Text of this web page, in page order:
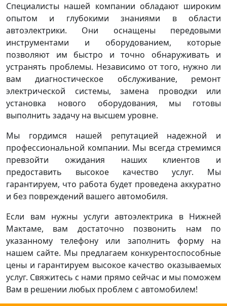
Специалисты нашей компании обладают широким
опытом и глубокими знаниями в области
автоэлектрики. Они оснащены передовыми
инструментами и оборудованием, которые
позволяют им быстро и точно обнаруживать и
устранять проблемы. Независимо от того, нужно ли
вам диагностическое обслуживание, ремонт
электрической системы, замена проводки или
установка нового оборудования, мы готовы
выполнить задачу на высшем уровне.
Мы гордимся нашей репутацией надежной и
профессиональной компании. Мы всегда стремимся
превзойти ожидания наших клиентов и
предоставить высокое качество услуг. Мы
гарантируем, что работа будет проведена аккуратно
и без повреждений вашего автомобиля.
Если вам нужны услуги автоэлектрика в Нижней
Мактаме, вам достаточно позвонить нам по
указанному телефону или заполнить форму на
нашем сайте. Мы предлагаем конкурентоспособные
цены и гарантируем высокое качество оказываемых
услуг. Свяжитесь с нами прямо сейчас и мы поможем
Вам в решении любых проблем с автомобилем!